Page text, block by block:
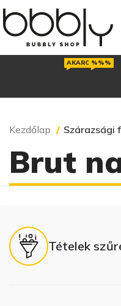
AKAROD%%%
Kezdőlap Szárazsági
Brut
Tételek